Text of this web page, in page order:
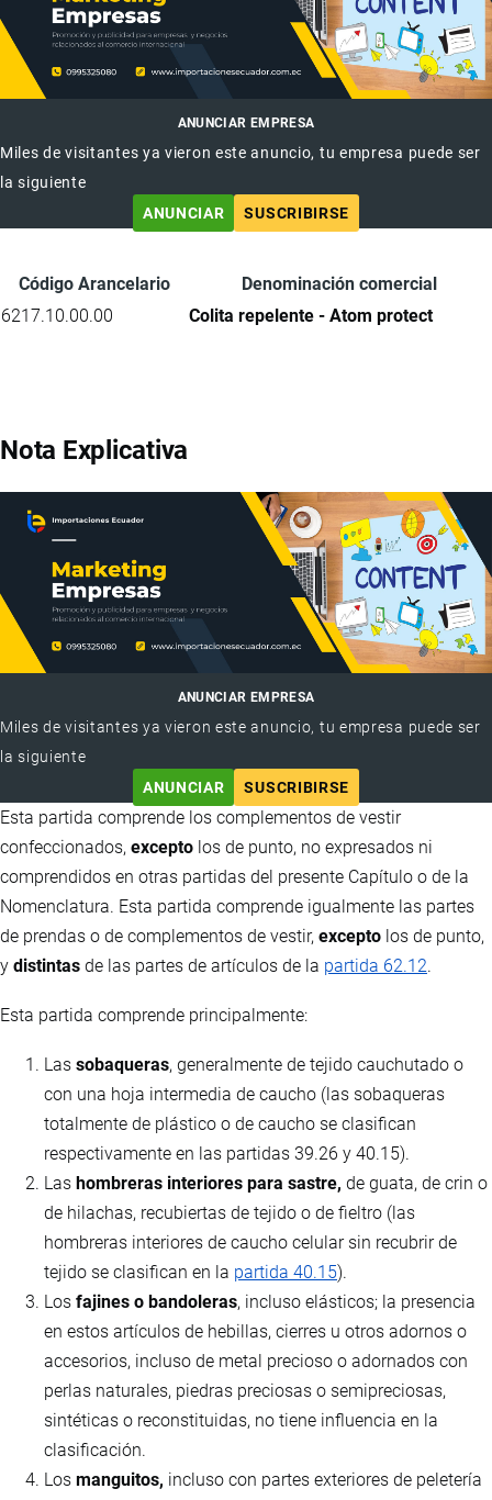
ANUNCIAR EMPRESA
Miles de visitantes ya vieron este anuncio, tu empresa puede ser
la siguiente
ANUNCIAR
SUSCRIBIRSE
Código Arancelario
Denominación comercial
6217.10.00.00
Colita repelente - Atom protect
Nota Explicativa
ANUNCIAR EMPRESA
Miles de visitantes ya vieron este anuncio, tu empresa puede ser
la siguiente
ANUNCIAR
SUSCRIBIRSE
Esta partida comprende los complementos de vestir
confeccionados, excepto los de punto, no expresados ni
comprendidos en otras partidas del presente Capítulo o de la
Nomenclatura. Esta partida comprende igualmente las partes
de prendas o de complementos de vestir, excepto los de punto,
y distintas de las partes de artículos de la partida 62.12.
Esta partida comprende principalmente:
Las sobaqueras, generalmente de tejido cauchutado o
con una hoja intermedia de caucho (las sobaqueras
totalmente de plástico o de caucho se clasifican
respectivamente en las partidas 39.26 y 40.15).
Las hombreras interiores para sastre, de guata, de crin o
de hilachas, recubiertas de tejido o de fieltro (las
hombreras interiores de caucho celular sin recubrir de
tejido se clasifican en la partida 40.15).
Los fajines o bandoleras, incluso elásticos; la presencia
en estos artículos de hebillas, cierres u otros adornos o
accesorios, incluso de metal precioso o adornados con
perlas naturales, piedras preciosas o semipreciosas,
sintéticas o reconstituidas, no tiene influencia en la
clasificación.
Los manguitos, incluso con partes exteriores de peletería